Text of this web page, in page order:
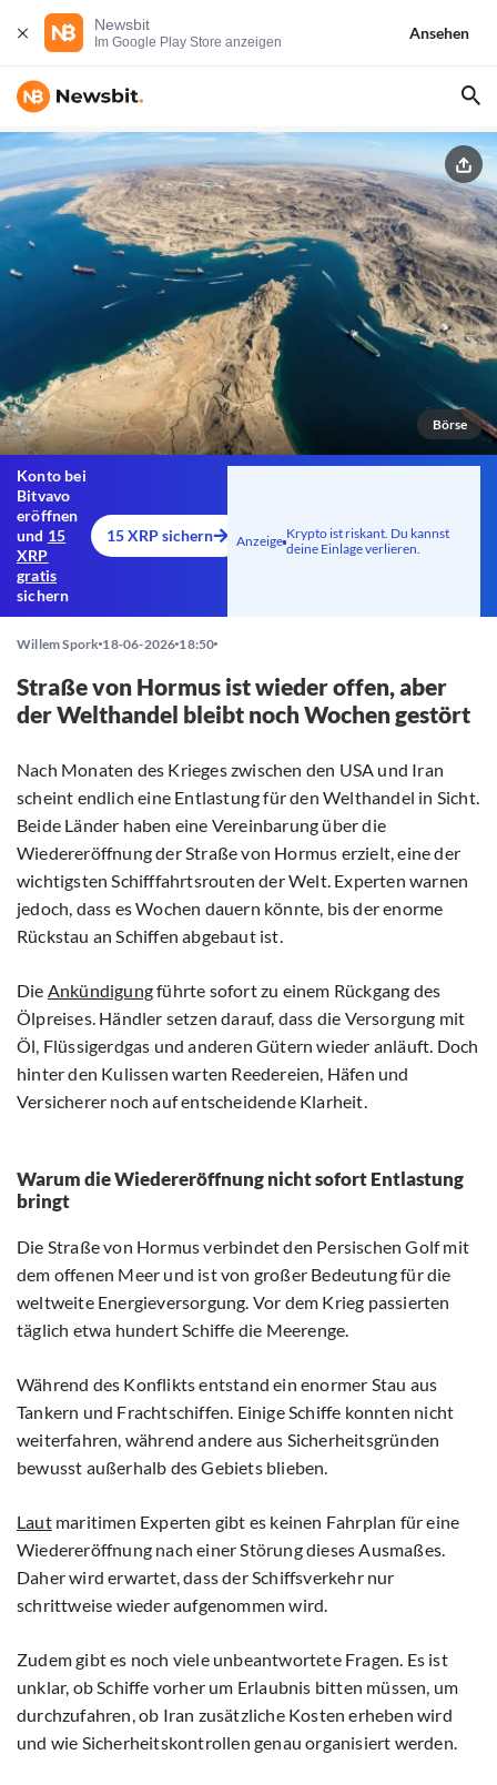
Newsbit
Im Google Play Store anzeigen
Ansehen
Börse
Konto bei
Bitvavo
eröffnen
und 15
XRP
gratis
sichern
15 XRP sichern Anzeige Krypto ist riskant. Du kannst
deine Einlage verlieren.
Willem Spork 18-06-2026 18:50
Straße von Hormus ist wieder offen, aber
der Welthandel bleibt noch Wochen gestört
Nach Monaten des Krieges zwischen den USA und Iran
scheint endlich eine Entlastung für den Welthandel in Sicht.
Beide Länder haben eine Vereinbarung über die
Wiedereröffnung der Straße von Hormus erzielt, eine der
wichtigsten Schifffahrtsrouten der Welt. Experten warnen
jedoch, dass es Wochen dauern könnte, bis der enorme
Rückstau an Schiffen abgebaut ist.
Die Ankündigungführte sofort zu einem Rückgang des
Ölpreises. Händler setzen darauf, dass die Versorgung mit
Öl, Flüssigerdgas und anderen Gütern wieder anläuft. Doch
hinter den Kulissen warten Reedereien, Häfen und
Versicherer noch auf entscheidende Klarheit.
Warum die Wiedereröffnung nicht sofort Entlastung
bringt
Die Straße von Hormus verbindet den Persischen Golf mit
dem offenen Meer und ist von großer Bedeutung für die
weltweite Energieversorgung. Vor dem Krieg passierten
täglich etwa hundert Schiffe die Meerenge.
Während des Konflikts entstand ein enormer Stau aus
Tankern und Frachtschiffen. Einige Schiffe konnten nicht
weiterfahren, während andere aus Sicherheitsgründen
bewusst außerhalb des Gebiets blieben.
Lautmaritimen Experten gibt es keinen Fahrplan für eine
Wiedereröffnung nach einer Störung dieses Ausmaßes.
Daher wird erwartet, dass der Schiffsverkehr nur
schrittweise wieder aufgenommen wird.
Zudem gibt es noch viele unbeantwortete Fragen. Es ist
unklar, ob Schiffe vorher um Erlaubnis bitten müssen, um
durchzufahren, ob Iran zusätzliche Kosten erheben wird
und wie Sicherheitskontrollen genau organisiert werden.